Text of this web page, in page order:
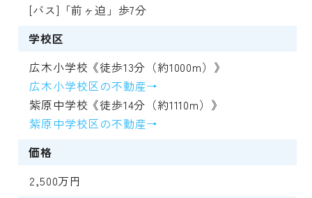
[バス]「前ヶ迫」歩7分
学校区
広木小学校《徒歩13分（約1000m）》
広木小学校区の不動産→
紫原中学校《徒歩14分（約1110m）》
紫原中学校区の不動産→
価格
2,500万円